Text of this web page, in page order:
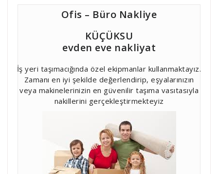
Ofis – Büro Nakliye
KÜÇÜKSU
evden eve nakliyat
İş yeri taşımacığında özel ekipmanlar kullanmaktayız.
Zamanı en iyi şekilde değerlendirip, eşyalarınızın
veya makinelerinizin en güvenilir taşıma vasıtasıyla
nakillerini gerçekleştirmekteyiz